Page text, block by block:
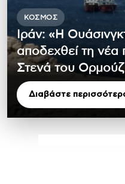
ΚΌΣΜΟΣ
Ιράν: «Η
αποδεχθεί τη νέα
Στενά του Ορμούζ
Διαβάστε